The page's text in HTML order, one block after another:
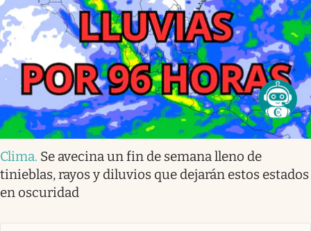
Clima. Se avecina un fin de semana lleno de
tinieblas, rayos y diluvios que dejarán estos estados
en oscuridad